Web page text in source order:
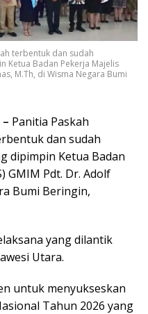
terbentuk dan sudah
Ketua Badan Pekerja Majelis
M.Th, di Wisma Negara Bumi
Panitia Paskah
dan sudah
dipimpin Ketua Badan
GMIM Pdt. Dr. Adolf
Bumi Beringin,
yang dilantik
Utara.
untuk menyukseskan
Tahun 2026 yang